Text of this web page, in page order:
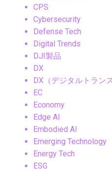
CPS
Cybersecurity
Defense Tech
Digital Trends
DJI製品
DX
DX（デジタルトラン
EC
Economy
Edge AI
Embodied AI
Emerging Technology
Energy Tech
ESG